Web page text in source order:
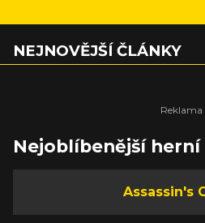
NEJNOVĚJŠÍ ČLÁNKY
Nejoblíbenější herní
Assassin's